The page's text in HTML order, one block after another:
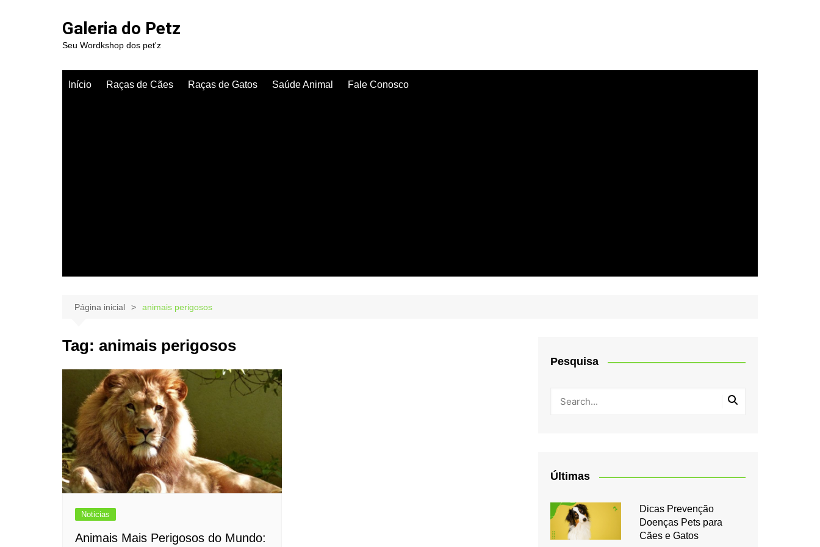
Galeria do Petz
Seu Wordkshop dos pet'z
Início Raças de Cães Raças de Gatos Saúde Animal Fale Conosco
Página inicial animais perigosos
Tag: animais perigosos
Noticias
Animais Mais Perigosos do Mundo:
Pesquisa
Últimas
Dicas Prevenção
Doenças Pets para
Cães e Gatos